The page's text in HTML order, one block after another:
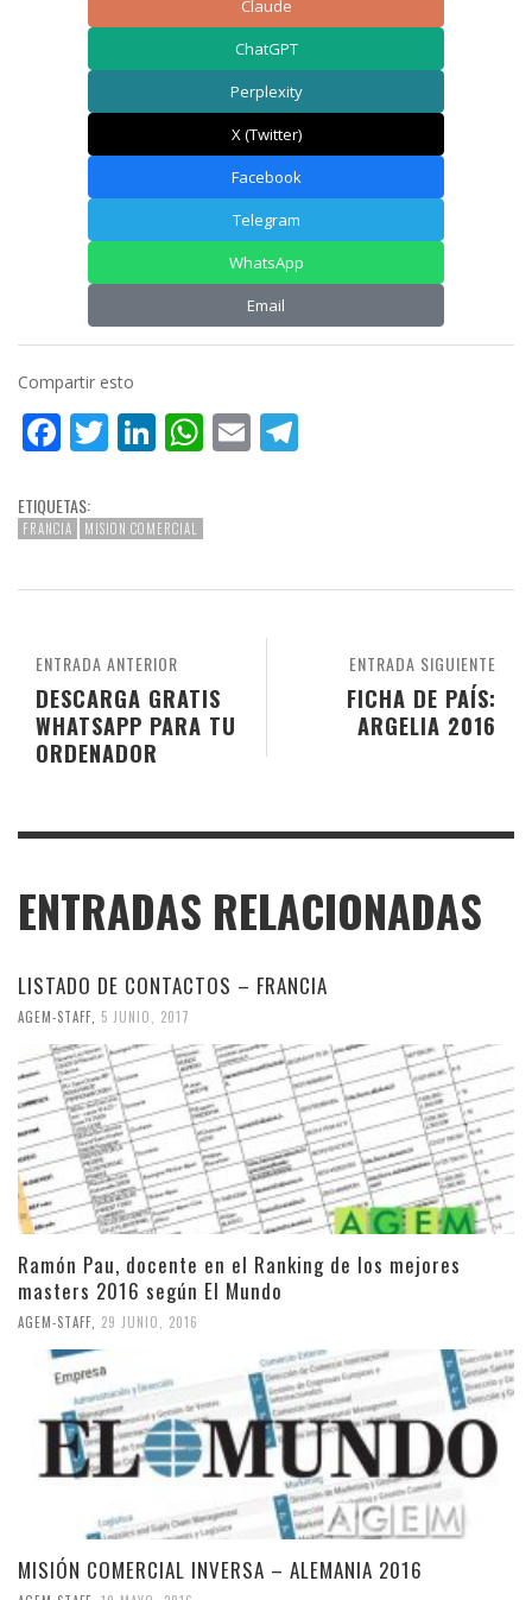
Claude
ChatGPT
Perplexity
X (Twitter)
Facebook
Telegram
WhatsApp
Email
Compartir esto
Facebook
Twitter
LinkedIn
WhatsApp
Email
ETIQUETAS:
FRANCIA MISION COMERCIAL
ENTRADA SIGUIENTE
FICHA DE PAÍS:
ARGELIA 2016
ENTRADA ANTERIOR
DESCARGA GRATIS
WHATSAPP PARA TU
ORDENADOR
ENTRADAS RELACIONADAS
LISTADO DE CONTACTOS – FRANCIA
AGEM-STAFF 5 JUNIO, 2017
Ramón Pau, docente en el Ranking de los mejores
masters 2016 según El Mundo
AGEM-STAFF 29 JUNIO, 2016
MISIÓN COMERCIAL INVERSA – ALEMANIA 2016